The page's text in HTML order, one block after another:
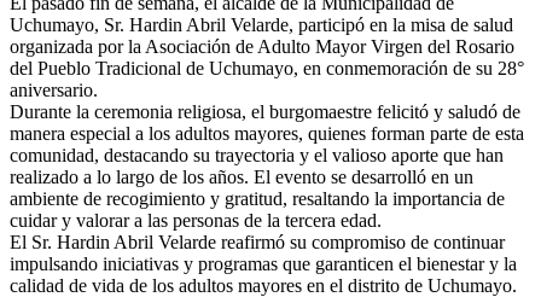
Uchumayo, Sr. Hardin Abril Velarde, participó en la misa de salud
organizada por la Asociación de Adulto Mayor Virgen del Rosario
del Pueblo Tradicional de Uchumayo, en conmemoración de su 28°
aniversario.
Durante la ceremonia religiosa, el burgomaestre felicitó y saludó de
manera especial a los adultos mayores, quienes forman parte de esta
comunidad, destacando su trayectoria y el valioso aporte que han
realizado a lo largo de los años. El evento se desarrolló en un
ambiente de recogimiento y gratitud, resaltando la importancia de
cuidar y valorar a las personas de la tercera edad.
El Sr. Hardin Abril Velarde reafirmó su compromiso de continuar
impulsando iniciativas y programas que garanticen el bienestar y la
calidad de vida de los adultos mayores en el distrito de Uchumayo.